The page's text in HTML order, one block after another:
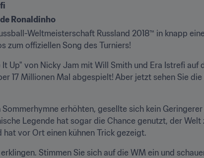
Ronaldinho
Weltmeisterschaft Russland 2018™ in knapp
zum offiziellen Song des Turniers!
Up" von Nicky Jam mit Will Smith und Era Istrefi auf
17 Millionen Mal abgespielt! Aber jetzt sehen Sie
erhöhten, gesellte sich kein
Legende hat sogar die Chance genutzt, der Welt
vor Ort einen kühnen Trick gezeigt.
Stimmen Sie sich auf die WM ein und